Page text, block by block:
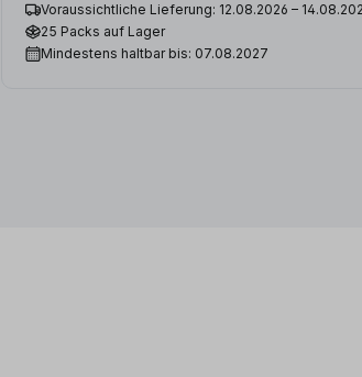
Voraussichtliche Lieferung: 12.08.2026 –
25 Packs auf Lager
Mindestens haltbar bis: 07.08.2027